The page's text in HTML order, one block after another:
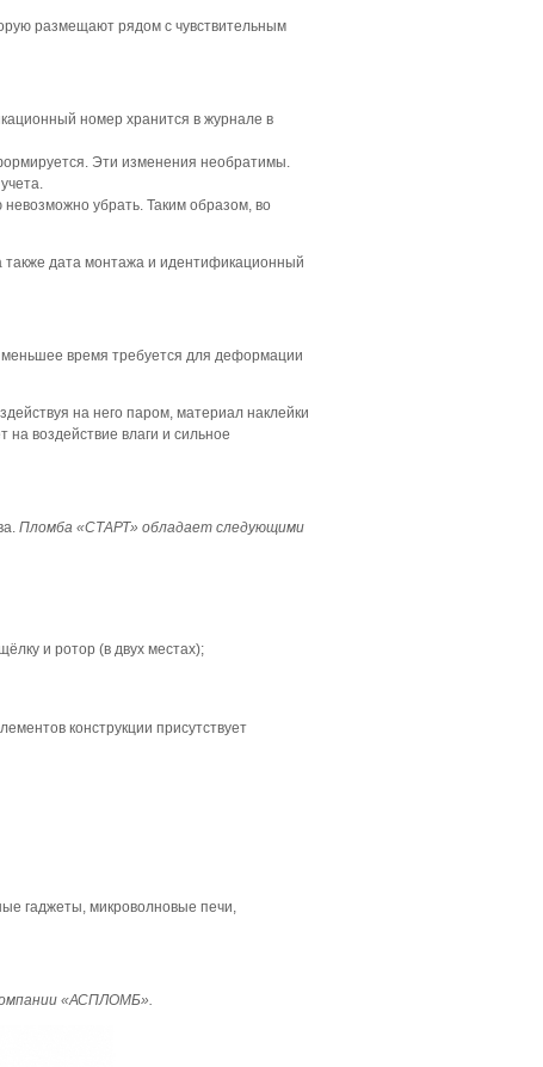
размещают рядом с чувствительным
номер хранится в журнале в
Эти изменения необратимы.
невозможно убрать. Таким образом, во
также дата монтажа и идентификационный
меньшее время требуется для деформации
на него паром, материал наклейки
воздействие влаги и сильное
Пломба «СТАРТ» обладает следующими
и ротор (в двух местах);
конструкции присутствует
гаджеты, микроволновые печи,
«АСПЛОМБ».